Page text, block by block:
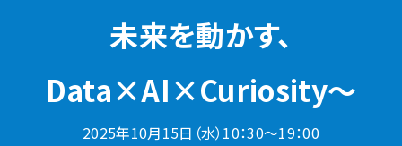
未来を動かす、
Data×AI×Curiosity～
2025年10月15日（水）10：30～19：00